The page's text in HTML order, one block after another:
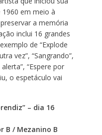
em meio à
a memória
inclui 16 grandes
de “Explode
vez”, “Sangrando”,
“Espere por
o espetáculo vai
– dia 16
B / Mezanino B